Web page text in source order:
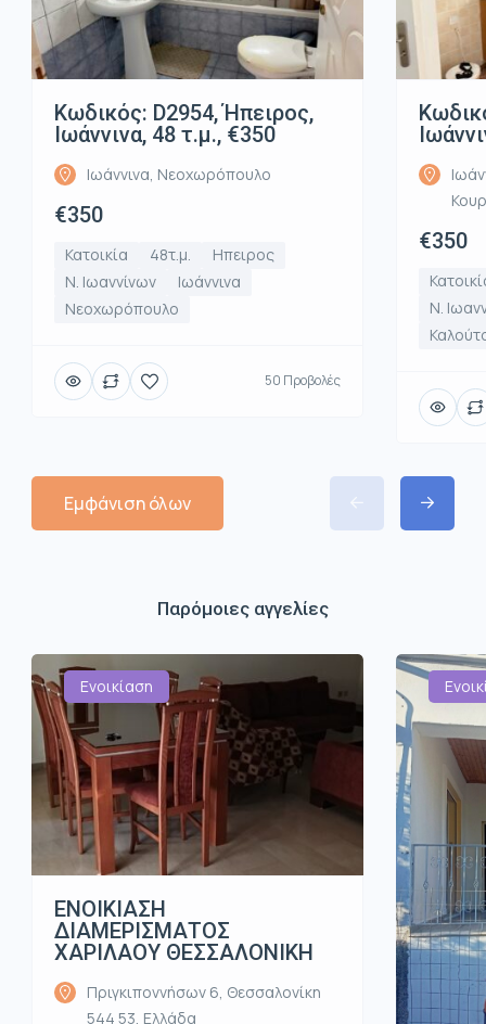
Κωδικός: D2954, Ήπειρος,
Ιωάννινα, 48 τ.μ., €350
Ιωάννινα, Νεοχωρόπουλο
€350
Κατοικία 48τ.μ.
Ηπειρος
Ν. Ιωαννίνων
Ιωάννινα
Νεοχωρόπουλο
50 Προβολές
€350
Ν.
Εμφάνιση όλων
Παρόμοιες αγγελίες
Ενοικίαση
ΕΝΟΙΚΙΑΣΗ
ΔΙΑΜΕΡΙΣΜΑΤΟΣ
ΧΑΡΙΛΑΟΥ ΘΕΣΣΑΛΟΝΙΚΗ
Πριγκιποννήσων 6, Θεσσαλονίκη
544 53, Ελλάδα